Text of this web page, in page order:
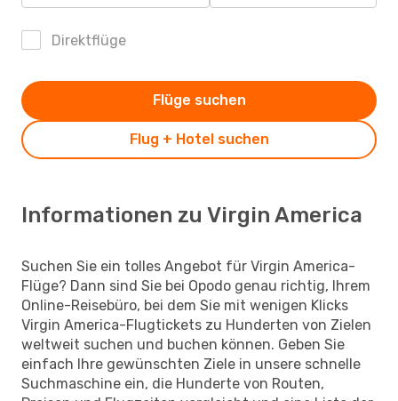
Direktflüge
Flug + Hotel suchen
Flüge suchen
Informationen zu Virgin America
Suchen Sie ein tolles Angebot für Virgin America-
Flüge? Dann sind Sie bei Opodo genau richtig, Ihrem
Online-Reisebüro, bei dem Sie mit wenigen Klicks
Virgin America-Flugtickets zu Hunderten von Zielen
weltweit suchen und buchen können. Geben Sie
einfach Ihre gewünschten Ziele in unsere schnelle
Suchmaschine ein, die Hunderte von Routen,